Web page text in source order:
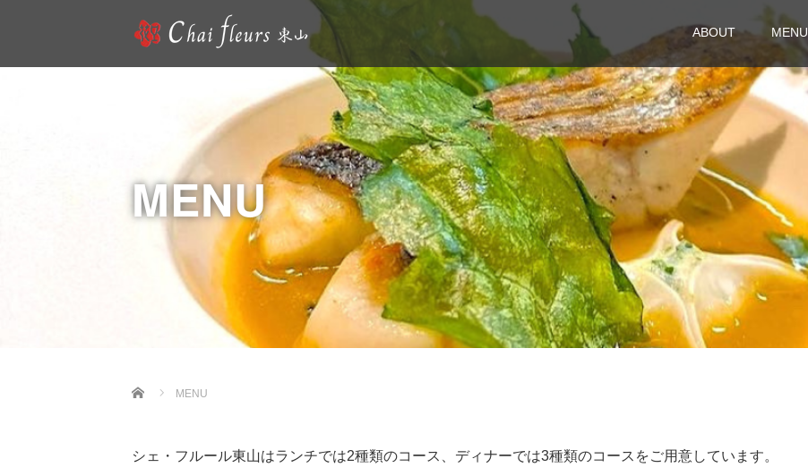
ABOUT MENU
MENU
Home MENU
シェ・フルール東山はランチでは2種類のコース、ディナーでは3種類のコースをご用意しています。